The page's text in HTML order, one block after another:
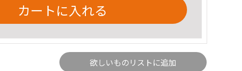
カートに入れる
欲しいものリストに追加